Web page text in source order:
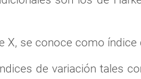
X, se conoce como índice
de variación tales